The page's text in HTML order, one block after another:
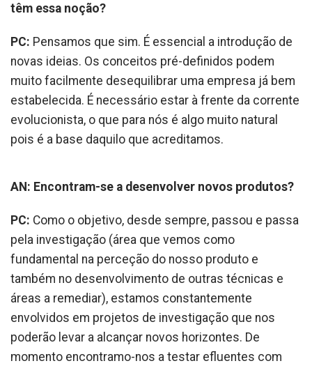
têm essa noção?
PC: Pensamos que sim. É essencial a introdução de
novas ideias. Os conceitos pré-definidos podem
muito facilmente desequilibrar uma empresa já bem
estabelecida. É necessário estar à frente da corrente
evolucionista, o que para nós é algo muito natural
pois é a base daquilo que acreditamos.
AN: Encontram-se a desenvolver novos produtos?
PC: Como o objetivo, desde sempre, passou e passa
pela investigação (área que vemos como
fundamental na perceção do nosso produto e
também no desenvolvimento de outras técnicas e
áreas a remediar), estamos constantemente
envolvidos em projetos de investigação que nos
poderão levar a alcançar novos horizontes. De
momento encontramo-nos a testar efluentes com